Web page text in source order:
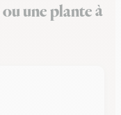
une plante à